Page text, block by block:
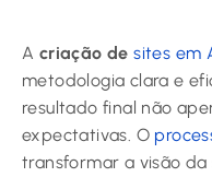
A criação desites em
metodologia clara e
resultado final não
expectativas. O
transformar a visão da